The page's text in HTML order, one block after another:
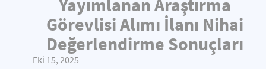
Yayımlanan Araştırma
Görevlisi Alımı İlanı Nihai
Değerlendirme Sonuçları
Eki 15, 2025